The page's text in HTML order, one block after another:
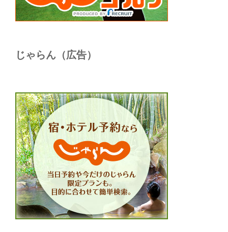
じゃらん（広告）